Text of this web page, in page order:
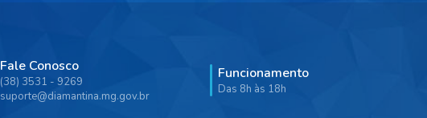
Fale Conosco
(38) 3531 - 9269
suporte@diamantina.mg.gov.br
Funcionamento
Das 8h às 18h